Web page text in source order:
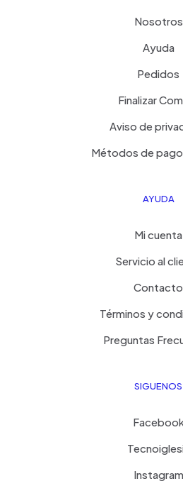
Nosotros
Ayuda
Pedidos
Finalizar
Aviso de
Métodos de
AYUDA
Mi cuenta
Servicio al
Contacto
Términos y
Preguntas
SIGUENOS
Instagram